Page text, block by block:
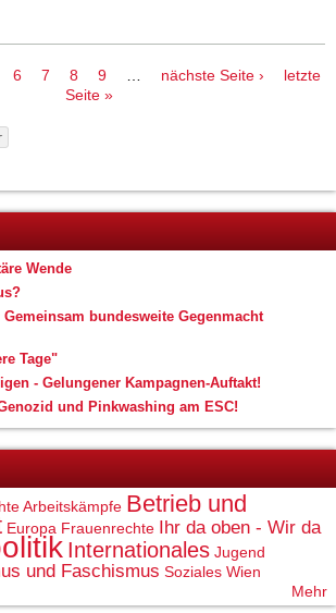
6 7 8 9 nächste Seite ›
letzte
Seite »
Wende
bundesweite Gegenmacht
Tage"
- Gelungener Kampagnen-Auftakt!
und Pinkwashing am ESC!
Arbeitskämpfe Betrieb und
Europa Frauenrechte Ihr da oben - Wir da
Internationales Jugend
und Faschismus Soziales Wien
Mehr